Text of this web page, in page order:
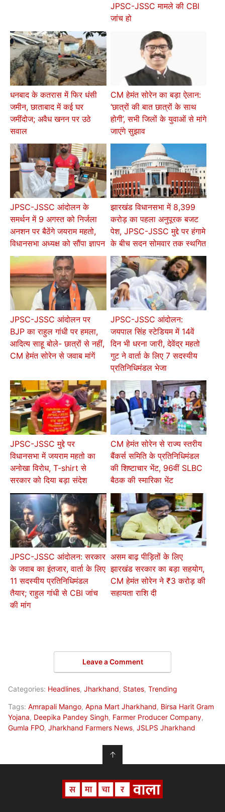
JPSC-JSSC मामले की CBI
जांच हो
धनबाद के कतरास में फिर धंसी
जमीन, छाताबाद में कई घर
जमींदोज; अवैध खनन पर उठे
सवाल
CM हेमंत सोरेन का बड़ा ऐलान:
‘छात्रों की बात छात्रों के साथ
होगी’, सभी जिलों के युवाओं से मांगे
जाएंगे सुझाव
JPSC-JSSC आंदोलन के
समर्थन में 9 अगस्त को निर्जला
अनशन पर बैठेंगे जयराम महतो,
विधानसभा अध्यक्ष को सौंपा ज्ञापन
झारखंड विधानसभा में 8,399
करोड़ का पहला अनुपूरक बजट
पेश, JPSC-JSSC मुद्दे पर हंगामे
के बीच सदन सोमवार तक स्थगित
JPSC-JSSC आंदोलन पर
BJP का राहुल गांधी पर हमला,
आदित्य साहू बोले- छात्रों से नहीं,
CM हेमंत सोरेन से जवाब मांगें
JPSC-JSSC आंदोलन:
जयपाल सिंह स्टेडियम में 14वें
दिन भी धरना जारी, देवेंद्र महतो
गुट ने वार्ता के लिए 7 सदस्यीय
प्रतिनिधिमंडल भेजा
JPSC-JSSC मुद्दे पर
विधानसभा में जयराम महतो का
अनोखा विरोध, T-shirt से
सरकार को दिया बड़ा संदेश
CM हेमंत सोरेन से राज्य स्तरीय
बैंकर्स समिति के प्रतिनिधिमंडल
की शिष्टाचार भेंट, 96वीं SLBC
बैठक की स्मारिका भेंट
JPSC-JSSC आंदोलन: सरकार
के जवाब का इंतजार, वार्ता के लिए
11 सदस्यीय प्रतिनिधिमंडल
तैयार; राहुल गांधी से CBI जांच
की मांग
असम बाढ़ पीड़ितों के लिए
झारखंड सरकार का बड़ा सहयोग,
CM हेमंत सोरेन ने ₹3 करोड़ की
सहायता राशि दी
Leave a Comment
Categories: Headlines, Jharkhand, States, Trending
Tags: Amrapali Mango, Apna Mart Jharkhand, Birsa Harit Gram
Yojana, Deepika Pandey Singh, Farmer Producer Company,
Gumla FPO, Jharkhand Farmers News, JSLPS Jharkhand
↑